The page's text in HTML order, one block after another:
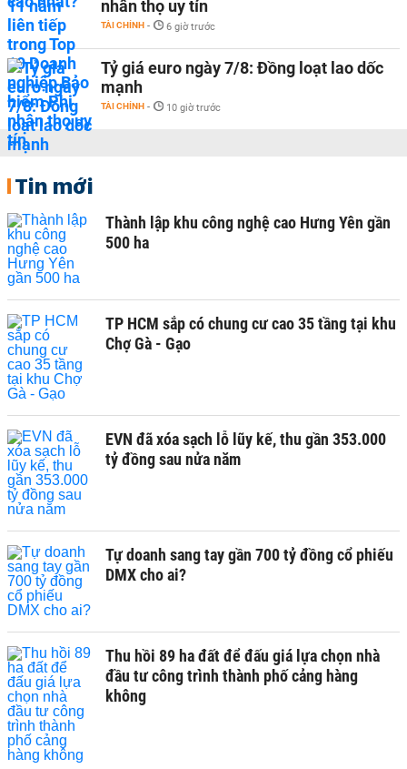
nhân thọ uy tín
TÀI CHÍNH - 6 giờ trước
Tỷ giá euro ngày 7/8: Đồng loạt lao dốc
mạnh
TÀI CHÍNH - 10 giờ trước
Tin mới
Thành lập khu công nghệ cao Hưng Yên gần
500 ha
TP HCM sắp có chung cư cao 35 tầng tại khu
Chợ Gà - Gạo
EVN đã xóa sạch lỗ lũy kế, thu gần 353.000
tỷ đồng sau nửa năm
Tự doanh sang tay gần 700 tỷ đồng cổ phiếu
DMX cho ai?
Thu hồi 89 ha đất để đấu giá lựa chọn nhà
đầu tư công trình thành phố cảng hàng
không